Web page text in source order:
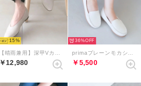
15
￥12,980
36%
￥5,500